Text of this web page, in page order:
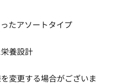
たアソートタイプ
養設計
変更する場合がございま